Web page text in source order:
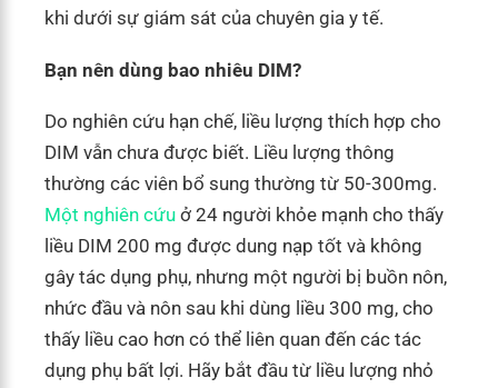
khi dưới sự giám sát của chuyên gia y tế.
Bạn nên dùng bao nhiêu DIM?
Do nghiên cứu hạn chế, liều lượng thích hợp cho
DIM vẫn chưa được biết. Liều lượng thông
thường các viên bổ sung thường từ 50-300mg.
Một nghiên cứu ở 24 người khỏe mạnh cho thấy
liều DIM 200 mg được dung nạp tốt và không
gây tác dụng phụ, nhưng một người bị buồn nôn,
nhức đầu và nôn sau khi dùng liều 300 mg, cho
thấy liều cao hơn có thể liên quan đến các tác
dụng phụ bất lợi. Hãy bắt đầu từ liều lượng nhỏ